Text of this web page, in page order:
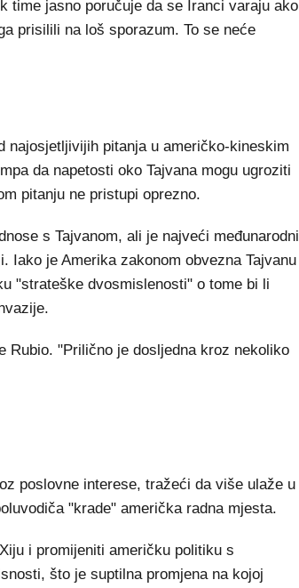
time jasno poručuje da se Iranci varaju ako
prisilili na loš sporazum. To se neće
najosjetljivijih pitanja u američko-kineskim
da napetosti oko Tajvana mogu ugroziti
pitanju ne pristupi oprezno.
s Tajvanom, ali je najveći međunarodni
Iako je Amerika zakonom obvezna Tajvanu
"strateške dvosmislenosti" o tome bi li
Rubio. "Prilično je dosljedna kroz nekoliko
poslovne interese, tražeći da više ulaže u
"krade" američka radna mjesta.
i promijeniti američku politiku s
što je suptilna promjena na kojoj